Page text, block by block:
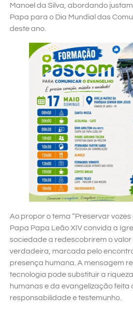
Manoel da Silva, abordando
Papa para o Dia Mundial das
deste ano.
Ao propor o tema “Preservar vozes
Papa Papa Leão XIV convida a
sociedade a redescobrirem o
verdadeira, marcada pelo
presença humana. A mensagem
tecnologia pode substituir a
humanas e da evangelização feita
responsabilidade e testemunho.